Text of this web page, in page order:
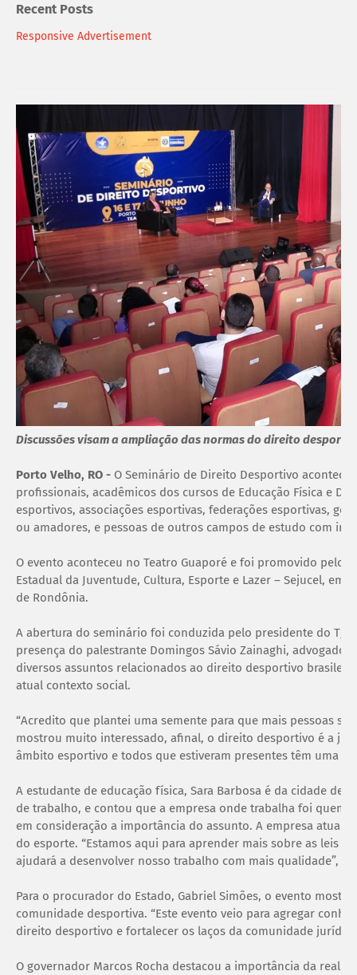
I
A
Recent Posts
Responsive Advertisement
Discussões visam a ampliação das normas do direito
Porto Velho, RO - O Seminário de Direito Desportivo
profissionais, acadêmicos dos cursos de Educação Física e
esportivos, associações esportivas, federações esportivas,
ou amadores, e pessoas de outros campos de estudo com
O evento aconteceu no Teatro Guaporé e foi promovido pelo
Estadual da Juventude, Cultura, Esporte e Lazer – Sejucel,
de Rondônia.
A abertura do seminário foi conduzida pelo presidente do
presença do palestrante Domingos Sávio Zainaghi,
diversos assuntos relacionados ao direito desportivo
atual contexto social.
“Acredito que plantei uma semente para que mais pessoas
mostrou muito interessado, afinal, o direito desportivo é a
âmbito esportivo e todos que estiveram presentes têm uma
A estudante de educação física, Sara Barbosa é da cidade de
de trabalho, e contou que a empresa onde trabalha foi quem
em consideração a importância do assunto. A empresa atua
do esporte. “Estamos aqui para aprender mais sobre as leis
ajudará a desenvolver nosso trabalho com mais qualidade”,
Para o procurador do Estado, Gabriel Simões, o evento
comunidade desportiva. “Este evento veio para agregar
direito desportivo e fortalecer os laços da comunidade
O governador Marcos Rocha destacou a importância da